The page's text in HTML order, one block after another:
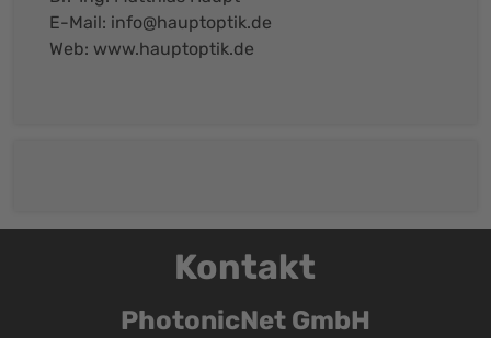
E-Mail: info@hauptoptik.de
Web: www.hauptoptik.de
Kontakt
PhotonicNet GmbH